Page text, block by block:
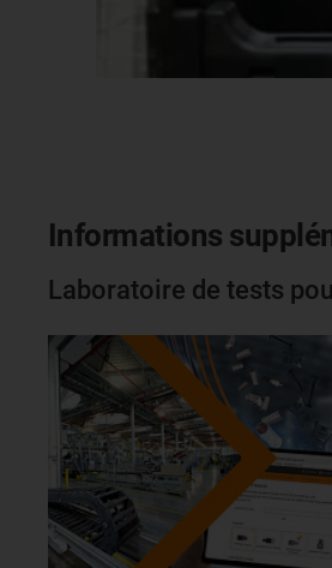
Informations
Laboratoire de tests